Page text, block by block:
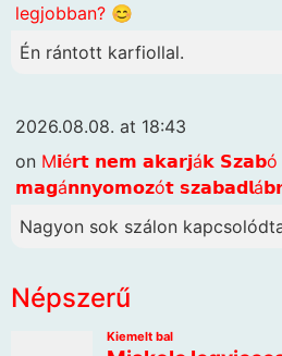
legjobban? 😊
Én rántott karfiollal.
2026.08.08. at 18:43
on M𝗶é𝗿𝘁 𝗻𝗲𝗺 𝗮𝗸𝗮𝗿𝗷á𝗸
𝗺𝗮𝗴á𝗻𝗻𝘆𝗼𝗺𝗼𝘇ó𝘁
Nagyon sok szálon
Népszerű